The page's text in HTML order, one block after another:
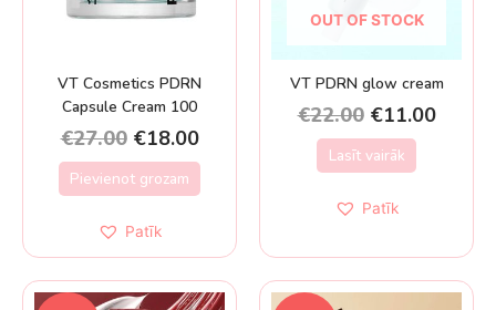
VT Cosmetics PDRN
Capsule Cream 100
€27.00 €18.00
Pievienot grozam
Patīk
OUT OF STOCK
VT PDRN glow cream
€22.00 €11.00
Lasīt vairāk
Patīk